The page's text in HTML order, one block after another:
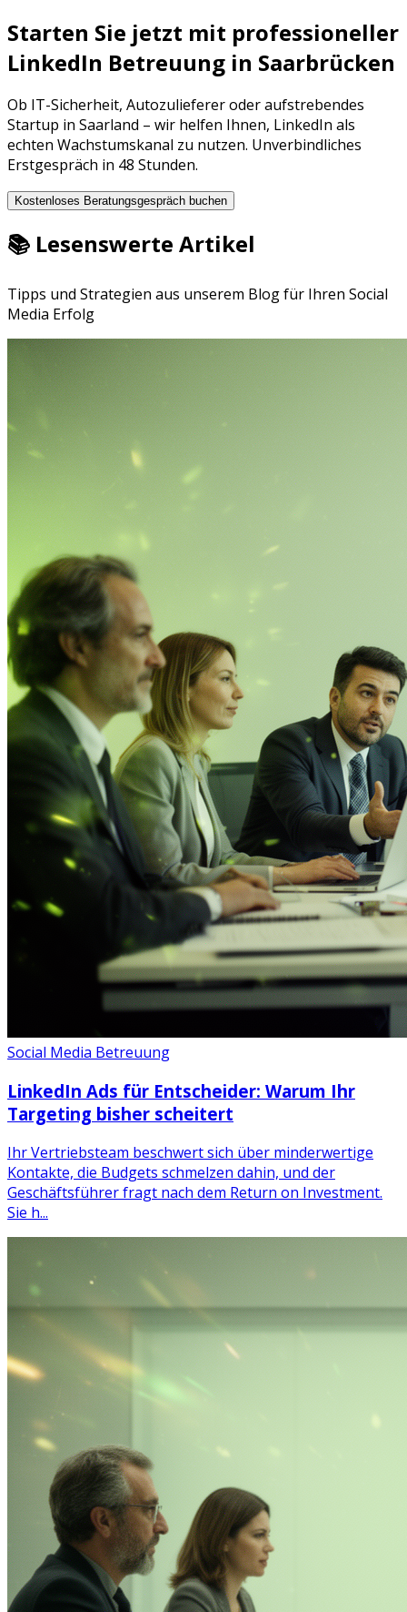
Starten Sie jetzt mit professioneller
LinkedIn Betreuung in Saarbrücken
Ob IT-Sicherheit, Autozuliefereroder aufstrebendes
Startup in Saarland – wir helfen Ihnen, LinkedIn als
echten Wachstumskanal zu nutzen. Unverbindliches
Erstgespräch in 48 Stunden.
Kostenloses Beratungsgespräch buchen
📚 Lesenswerte Artikel
Tipps und Strategien aus unserem Blog für Ihren Social
Media Erfolg
Social Media Betreuung
LinkedIn Ads für Entscheider: Warum Ihr
Targeting bisher scheitert
Ihr Vertriebsteam beschwert sich über minderwertige
Kontakte, die Budgets schmelzen dahin, und der
Geschäftsführer fragt nach dem Return on Investment.
Sie h...